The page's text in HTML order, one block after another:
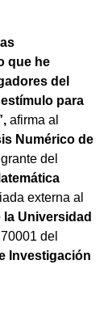
que he
del
para
afirma al
Numérico de
del
externa al
Universidad
del
Investigación